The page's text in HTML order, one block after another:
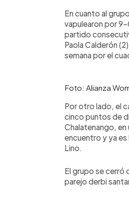
En cuanto al
vapulearon por 9-
partido
Paola Calderón
semana por el
Foto: Alianza
Por otro lado, el
cinco puntos de
Chalatenango, en
encuentro y ya
Lino.
El grupo se cerró
parejo derbi